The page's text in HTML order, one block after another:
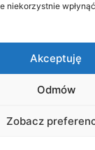
niekorzystnie
Akceptuję
Odmów
Zobacz
Zdrój